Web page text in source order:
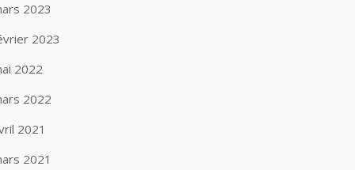
2023
2023
2022
2022
2021
2021